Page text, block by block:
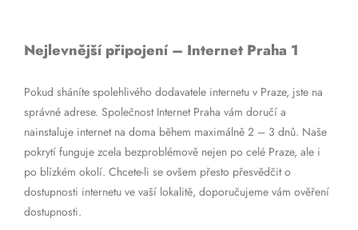
Nejlevnější připojení – Internet Praha 1
Pokud sháníte spolehlivého dodavatele internetu v Praze, jste na
správné adrese. Společnost Internet Praha vám doručí a
nainstaluje internet na doma během maximálně 2 – 3 dnů. Naše
pokrytí funguje zcela bezproblémově nejen po celé Praze, ale i
po blízkém okolí. Chcete-li se ovšem přesto přesvědčit o
dostupnosti internetu ve vaší lokalitě, doporučujeme vám ověření
dostupnosti.